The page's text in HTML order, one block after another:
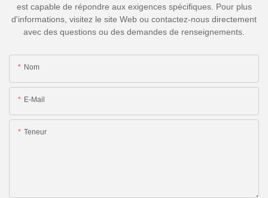
est capable de répondre aux exigences spécifiques. Pour plus
d'informations, visitez le site Web ou contactez-nous directement
avec des questions ou des demandes de renseignements.
Nom
E-Mail
Teneur